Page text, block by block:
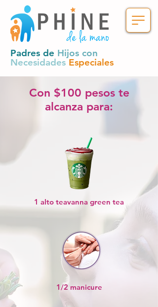
Padres de Hijos con
Necesidades Especiales
Con $100 pesos te
alcanza para:
1 alto teavanna green tea
1/2 manicure